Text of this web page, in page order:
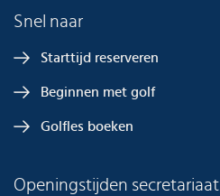
Snel naar
Starttijd reserveren
Beginnen met golf
Golfles boeken
Openingstijden secretariaat